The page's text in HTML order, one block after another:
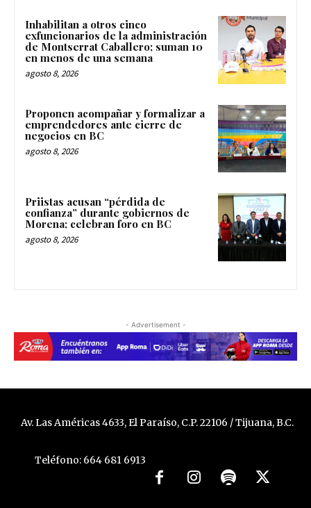
Inhabilitan a otros cinco
exfuncionarios de la administración
de Montserrat Caballero; suman 10
en menos de una semana
agosto 8, 2026
Proponen acompañar y formalizar a
emprendedores ante cierre de
negocios en BC
agosto 8, 2026
Priistas acusan “pérdida de
confianza” durante gobiernos de
Morena; celebran foro en BC
agosto 8, 2026
- Advertisement -
Av. Las Américas 4633, El Paraíso, C.P. 22106 / Tijuana, B.C.
Teléfono: 664 681 6913